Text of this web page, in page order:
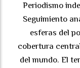
Periodismo
Seguimiento
esferas del
cobertura
del mundo. El